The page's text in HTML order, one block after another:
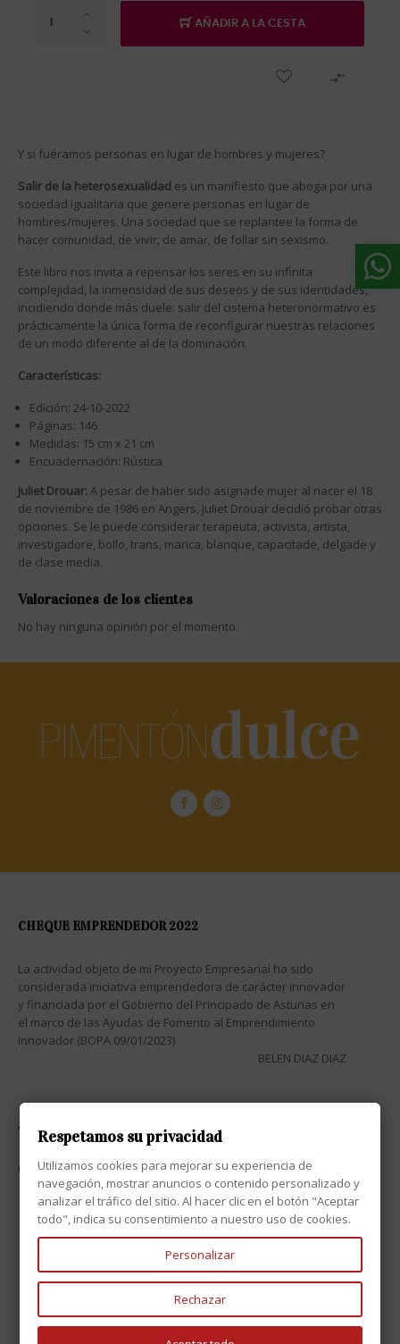
AÑADIR A LA CESTA

Y si fuéramos personas en lugar de hombres y mujeres?
Salir de la heterosexualidad es un manifiesto que aboga por una
sociedad igualitaria que genere personas en lugar de
hombres/mujeres. Una sociedad que se replantee la forma de
hacer comunidad, de vivir, de amar, de follar sin sexismo.
Este libro nos invita a repensar los seres en su infinita
complejidad, la inmensidad de sus deseos y de sus identidades,
incidiendo donde más duele: salir del cistema heteronormativo es
prácticamente la única forma de reconfigurar nuestras relaciones
de un modo diferente al de la dominación.
Características:
Edición: 24-10-2022
Páginas: 146
Medidas: 15 cm x 21 cm
Encuadernación: Rústica
Juliet Drouar: A pesar de haber sido asignade mujer al nacer el 18
de noviembre de 1986 en Angers, Juliet Drouar decidió probar otras
opciones. Se le puede considerar terapeuta, activista, artista,
investigadore, bollo, trans, marica, blanque, capacitade, delgade y
de clase media.
Valoraciones de los clientes
No hay ninguna opinión por el momento.
CHEQUE EMPRENDEDOR 2022
La actividad objeto de mi Proyecto Empresarial ha sido
considerada iniciativa emprendedora de carácter innovador
y financiada por el Gobierno del Principado de Asturias en
el marco de las Ayudas de Fomento al Emprendimiento
Innovador (BOPA 09/01/2023)
BELEN DIAZ DIAZ
ATENCIÓN AL CLIENTE
CONTACTO
Respetamos su privacidad
Utilizamos cookies para mejorar su experiencia de
navegación, mostrar anuncios o contenido personalizado y
analizar el tráfico del sitio. Al hacer clic en el botón "Aceptar
todo", indica su consentimiento a nuestro uso de cookies.
Personalizar
Rechazar